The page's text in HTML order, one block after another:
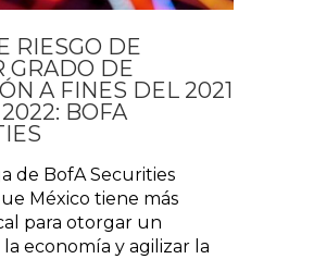
RIESGO DE
GRADO DE
A FINES DEL 2021
BOFA
de BofA Securities
México tiene más
para otorgar un
economía y agilizar la